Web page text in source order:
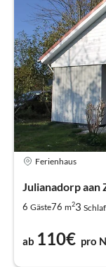
Ferienhaus
Julianadorp aan
6 Gäste76 m23
ab 110€ pro